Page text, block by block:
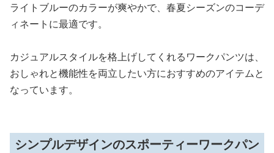
ライトブルーのカラーが爽やかで、春夏シーズンのコーデ
ィネートに最適です。
カジュアルスタイルを格上げしてくれるワークパンツは、
おしゃれと機能性を両立したい方におすすめのアイテムと
なっています。
シンプルデザインのスポーティーワークパン